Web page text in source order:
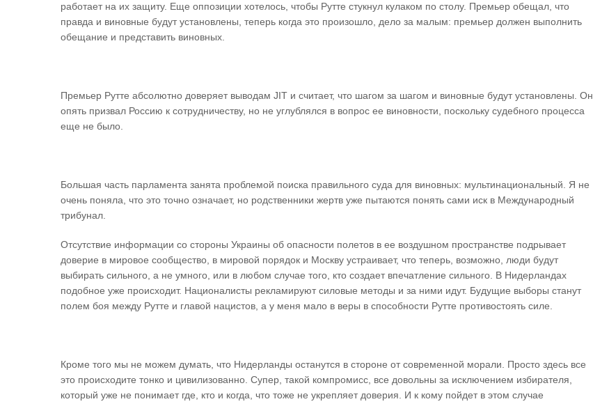
работает на их защиту. Еще оппозиции хотелось, чтобы Рутте стукнул кулаком по столу. Премьер обещал, что
правда и виновные будут установлены, теперь когда это произошло, дело за малым: премьер должен выполнить
обещание и представить виновных.
Премьер Рутте абсолютно доверяет выводам JIT и считает, что шагом за шагом и виновные будут установлены. Он
опять призвал Россию к сотрудничеству, но не углублялся в вопрос ее виновности, поскольку судебного процесса
еще не было.
Большая часть парламента занята проблемой поиска правильного суда для виновных: мультинациональный. Я не
очень поняла, что это точно означает, но родственники жертв уже пытаются понять сами иск в Международный
трибунал.
Отсутствие информации со стороны Украины об опасности полетов в ее воздушном пространстве подрывает
доверие в мировое сообщество, в мировой порядок и Москву устраивает, что теперь, возможно, люди будут
выбирать сильного, а не умного, или в любом случае того, кто создает впечатление сильного. В Нидерландах
подобное уже происходит. Националисты рекламируют силовые методы и за ними идут. Будущие выборы станут
полем боя между Рутте и главой нацистов, а у меня мало в веры в способности Рутте противостоять силе.
Кроме того мы не можем думать, что Нидерланды останутся в стороне от современной морали. Просто здесь все
это происходите тонко и цивилизованно. Супер, такой компромисс, все довольны за исключением избирателя,
который уже не понимает где, кто и когда, что тоже не укрепляет доверия. И к кому пойдет в этом случае